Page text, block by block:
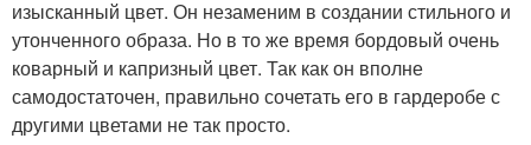
изысканный цвет. Он незаменим в создании стильного и
утонченного образа. Но в то же время бордовый очень
коварный и капризный цвет. Так как он вполне
самодостаточен, правильно сочетать его в гардеробе с
другими цветами не так просто.